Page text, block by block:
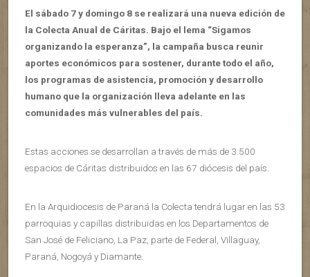
El sábado 7 y domingo 8 se realizará una nueva edición de
la Colecta Anual de Cáritas. Bajo el lema “Sigamos
organizando la esperanza”, la campaña busca reunir
aportes económicos para sostener, durante todo el año,
los programas de asistencia, promoción y desarrollo
humano que la organización lleva adelante en las
comunidades más vulnerables del país.
Estas acciones se desarrollan a través de más de 3.500
espacios de Cáritas distribuidos en las 67 diócesis del país.
En la Arquidiocesis de Paraná la Colecta tendrá lugar en las 53
parroquias y capillas distribuidas en los Departamentos de
San José de Feliciano, La Paz, parte de Federal, Villaguay,
Paraná, Nogoyá y Diamante.